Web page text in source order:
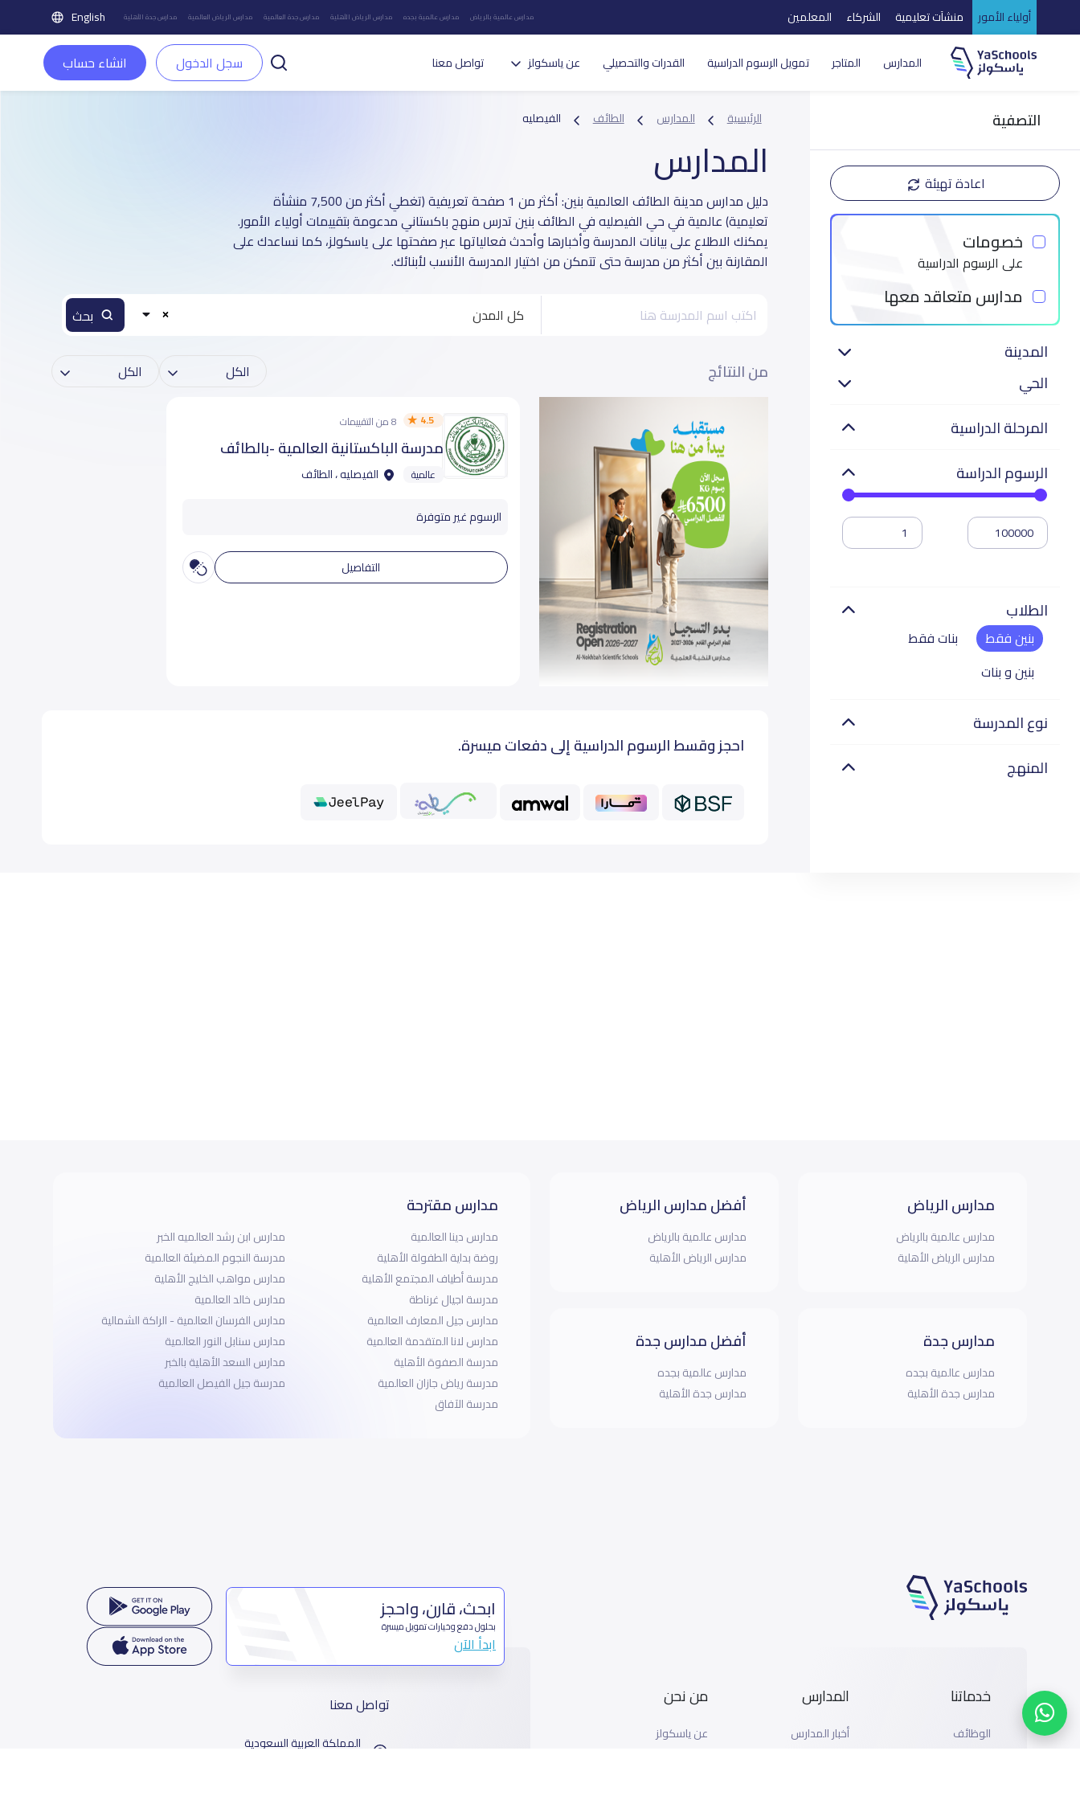
أولياء الأمور منشآت تعليمية الشركاء المعلمين مدارس عالمية بالرياض مدارس عالمية بجده مدارس الرياض الأهلية مدارس جدة العالمية مدارس الرياض العالمية مدارس جدة الأهلية English
المدارس المتاجر تمويل الرسوم الدراسية القدرات والتحصيلي عن ياسكولز تواصل معنا سجل الدخول انشاء حساب
التصفية
اعادة تهيئة
خصومات
على الرسوم الدراسية
مدارس متعاقد معها
المدينة
الحي
المرحلة الدراسية
الرسوم الدراسة
الطلاب
بنين فقط
بنات فقط
بنين و بنات
نوع المدرسة
المنهج
الرئيسية المدارس الطائف الفيصليه
المدارس
دليل مدارس مدينة الطائف العالمية بنين: أكثر من 1 صفحة تعريفية (تغطي أكثر من 7,500 منشأة
تعليمية) عالمية في حي الفيصليه في الطائف بنين تدرس منهج باكستاني مدعومة بتقييمات أولياء الأمور.
يمكنك الاطلاع على بيانات المدرسة وأخبارها وأحدث فعالياتها عبر صفحتها على ياسكولز، كما نساعدك على
المقارنة بين أكثر من مدرسة حتى تتمكن من اختيار المدرسة الأنسب لأبنائك.
كل المدن
من النتائج
4.5 8 من التقييمات
مدرسة الباكستانية العالمية -بالطائف
عالمية الفيصليه ، الطائف
الرسوم غير متوفرة
التفاصيل
احجز وقسط الرسوم الدراسية إلى دفعات ميسرة.
مدارس الرياض
مدارس عالمية بالرياض
مدارس الرياض الأهلية
مدارس جدة
مدارس عالمية بجده
مدارس جدة الأهلية
أفضل مدارس الرياض
مدارس عالمية بالرياض
مدارس الرياض الأهلية
أفضل مدارس جدة
مدارس عالمية بجده
مدارس جدة الأهلية
مدارس مقترحة
مدارس دينا العالمية
روضة بداية الطفولة الأهلية
مدرسة أطياف المجتمع الأهلية
مدرسة اجيال غرناطة
مدارس جيل المعارف العالمية
مدارس لانا المتقدمة العالمية
مدرسة الصفوة الأهلية
مدرسة رياض جازان العالمية
مدرسة الآفاق
مدارس ابن رشد العالميه الخبر
مدرسة النجوم المضيئة العالمية
مدارس مواهب الخليج الأهلية
مدارس خالد العالمية
مدارس الفرسان العالمية - الراكة الشمالية
مدارس سنابل النور العالمية
مدارس السعد الأهلية بالخبر
مدرسة جيل الفيصل العالمية
خدماتنا
الوظائف
المدارس
أخبار المدارس
من نحن
عن ياسكولز
ابحث، قارن، واحجز
بحلول دفع وخيارات تمويل ميسرة
ابدأ الآن
تواصل معنا
المملكة العربية السعودية